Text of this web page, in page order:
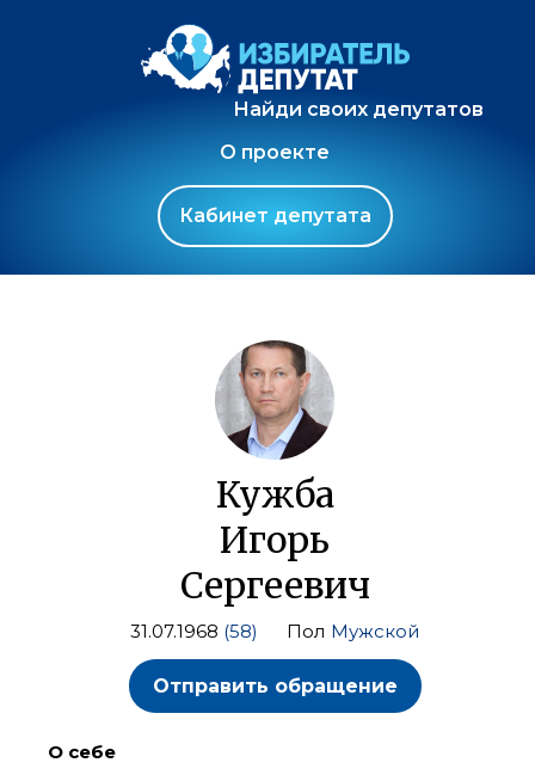
Найди своих депутатов
О проекте
Кабинет депутата
Кужба
Игорь
Сергеевич
31.07.1968 (58) Пол Мужской
Отправить обращение
О себе